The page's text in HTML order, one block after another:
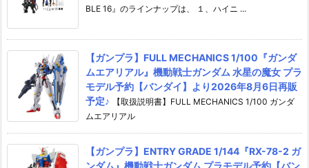
BLE 16』のラインナップは、 １、ハイニ ...
【ガンプラ】FULL MECHANICS 1/100『ガンダ
ムエアリアル』機動戦士ガンダム 水星の魔女 プラ
モデル予約【バンダイ】より2026年8月6日再販
予定♪
【取扱説明書】FULL MECHANICS 1/100 ガンダ
ムエアリアル
【ガンプラ】ENTRY GRADE 1/144『RX-78-2 ガ
ンダム』機動戦士ガンダム プラモデル予約【バン